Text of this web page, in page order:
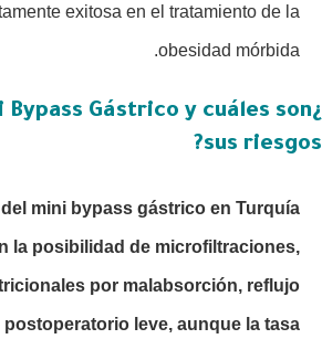
exitosa en el tratamiento de la
obesidad mórbida.
Bypass Gástrico y cuáles son
sus riesgos?
mini bypass gástrico en Turquía
la posibilidad de microfiltraciones,
por malabsorción, reflujo
leve, aunque la tasa